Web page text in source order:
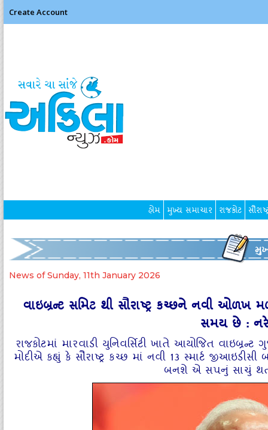
Create Account
હોમ મુખ્ય સમાચાર રાજકોટ
News of Sunday, 11th January 2026
વાઇબ્રન્ટ સમિટ થી સૌરાષ્ટ્ર કચ્છને નવી ઓળખ
સમય છે :
રાજકોટમાં મારવાડી યુનિવર્સિટી ખાતે આયોજિત
મોદીએ કહ્યું કે સૌરાષ્ટ્ર કચ્છ માં નવી 13 સ્માર્ટ
બનશે એ સપનું સાચું